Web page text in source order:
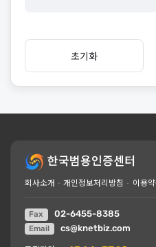
초기화
한국범용인증센터
회사소개 · 개인정보처리방침 · 이용
Fax 02-6455-8385
Email cs@knetbiz.com